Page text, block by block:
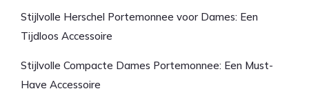
Stijlvolle Herschel Portemonnee voor Dames: Een
Tijdloos Accessoire
Stijlvolle Compacte Dames Portemonnee: Een Must-
Have Accessoire